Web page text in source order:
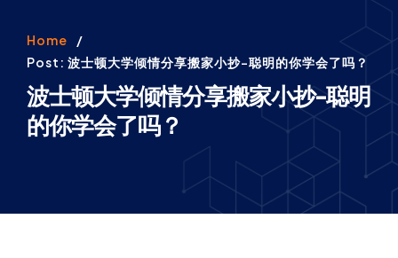
Home
/
Post: 波士顿大学倾情分享搬家小抄-聪明的你学会了吗？
波士顿大学倾情分享搬家小抄-聪明
的你学会了吗？